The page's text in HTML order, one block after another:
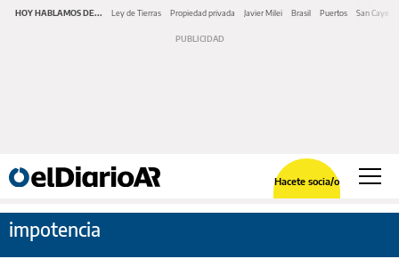
HOY HABLAMOS DE... Ley de Tierras Propiedad privada Javier Milei Brasil Puertos San
Hacete socia/o
impotencia